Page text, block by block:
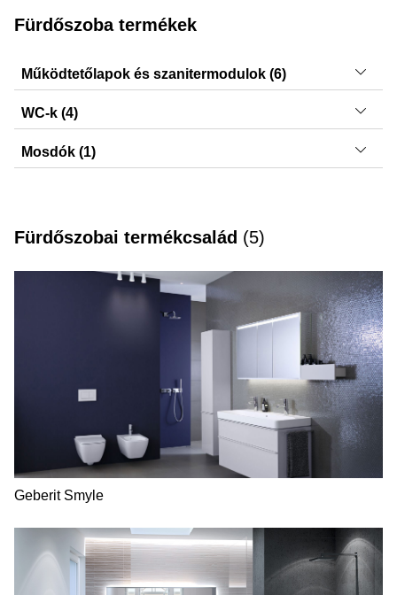
Fürdőszoba termékek
Működtetőlapok és szanitermodulok (6)
Sigma21, Sigma50, Sigma20, Sigma01, Sigma30,
DuoFresh modulok
WC-k (4)
Smyle, Xeno², iCon, Acanto
Mosdók (1)
Fürdőszobai termékcsalád (5)
Geberit Smyle